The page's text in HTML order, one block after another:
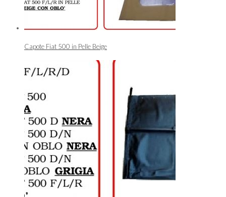
Capote Fiat 500 in Pelle Beige